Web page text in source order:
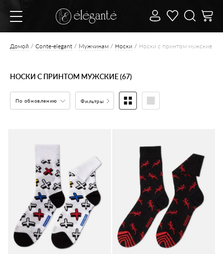
Домой Conte-elegant Мужчинам Носки Носки с принтом мужские
НОСКИ С ПРИНТОМ МУЖСКИЕ (67)
По обновлению Фильтры